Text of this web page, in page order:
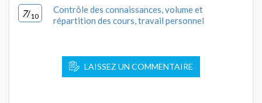
7/10
Contrôle des connaissances, volume et
répartition des cours, travail personnel
LAISSEZ UN COMMENTAIRE